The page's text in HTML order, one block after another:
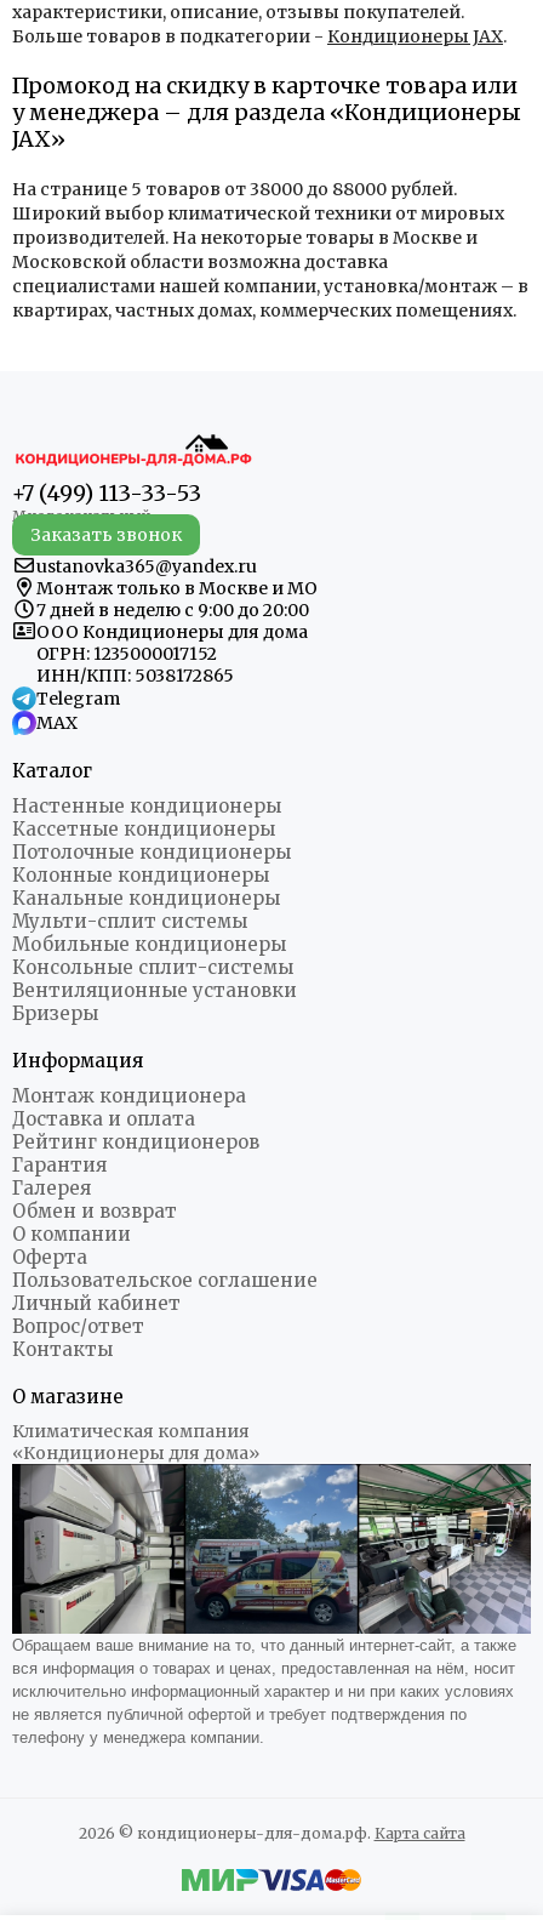
характеристики, описание, отзывы покупателей.
Больше товаров в подкатегории - Кондиционеры JAX.
Промокод на скидку в карточке товара или
у менеджера – для раздела «Кондиционеры
JAX»
На странице 5 товаров от 38000 до 88000 рублей.
Широкий выбор климатической техники от мировых
производителей. На некоторые товары в Москве и
Московской области возможна доставка
специалистами нашей компании, установка/монтаж – в
квартирах, частных домах, коммерческих помещениях.
+7 (499) 113-33-53
Заказать звонок
ustanovka365@yandex.ru
Монтаж только в Москве и МО
7 дней в неделю с 9:00 до 20:00
ООО Кондиционеры для дома
ОГРН: 1235000017152
ИНН/КПП: 5038172865
Telegram
MAX
Каталог
Настенные кондиционеры
Кассетные кондиционеры
Потолочные кондиционеры
Колонные кондиционеры
Канальные кондиционеры
Мульти-сплит системы
Мобильные кондиционеры
Консольные сплит-системы
Вентиляционные установки
Бризеры
Информация
Монтаж кондиционера
Доставка и оплата
Рейтинг кондиционеров
Гарантия
Галерея
Обмен и возврат
О компании
Оферта
Пользовательское соглашение
Личный кабинет
Вопрос/ответ
Контакты
О магазине
Климатическая компания
«Кондиционеры для дома»
Обращаем ваше внимание на то, что данный интернет-сайт, а также
вся информация о товарах и ценах, предоставленная на нём, носит
исключительно информационный характер и ни при каких условиях
не является публичной офертой и требует подтверждения по
телефону у менеджера компании.
2026 © кондиционеры-для-дома.рф. Карта сайта